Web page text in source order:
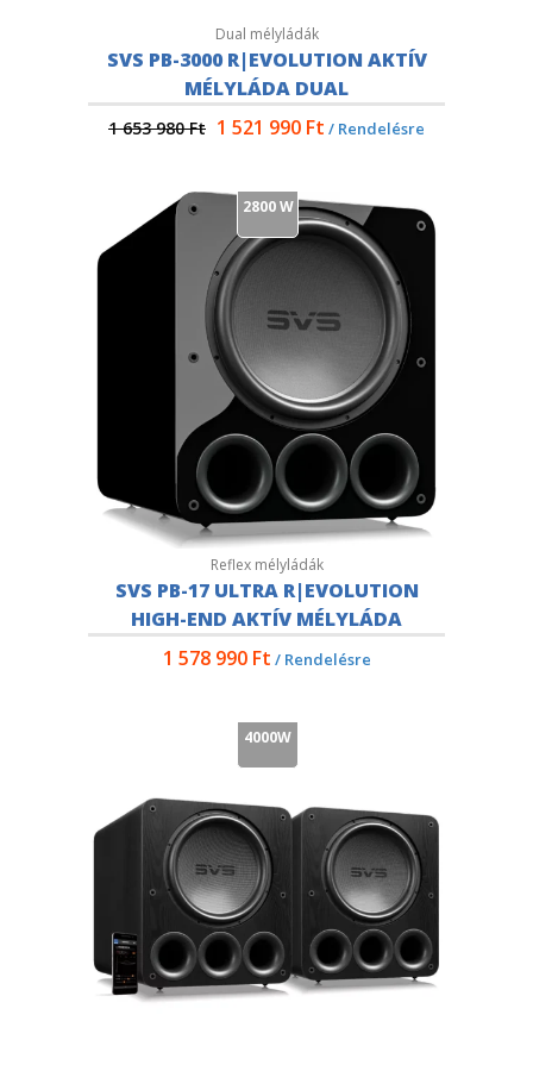
Dual mélyládák
SVS PB-3000 R|EVOLUTION AKTÍV
MÉLYLÁDA DUAL
1 653 980Ft 1 521 990 Ft / Rendelésre
2800 W
Reflex mélyládák
SVS PB-17 ULTRA R|EVOLUTION
HIGH-END AKTÍV MÉLYLÁDA
1 578 990 Ft / Rendelésre
4000W